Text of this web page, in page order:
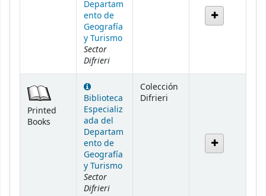
Departam
ento de
Geografía
y Turismo
Sector
Difrieri
Printed
Books
Biblioteca
Especializ
ada del
Departam
ento de
Geografía
y Turismo
Sector
Difrieri
Colección
Difrieri